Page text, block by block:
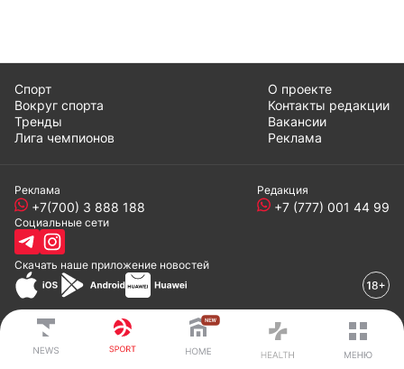
Спорт
Вокруг спорта
Тренды
Лига чемпионов
О проекте
Контакты редакции
Вакансии
Реклама
Реклама
+7(700) 3 888 188
Редакция
+7 (777) 001 44 99
Социальные сети
Скачать наше приложение новостей
© 2008-2024 ТОО «EML»